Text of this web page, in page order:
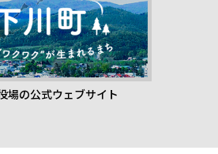
場の公式ウェブサイト